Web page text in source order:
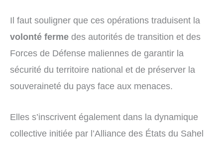
Il faut souligner que ces opérations traduisent la
volonté ferme des autorités de transition et des
Forces de Défense maliennes de garantir la
sécurité du territoire national et de préserver la
souveraineté du pays face aux menaces.
Elles s’inscrivent également dans la dynamique
collective initiée par l’Alliance des États du Sahel